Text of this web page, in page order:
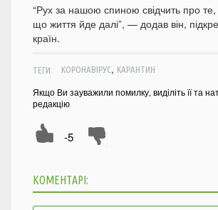
“Рух за нашою спиною свідчить про
що життя йде далі”, — додав він,
країн.
ТЕГИ: КОРОНАВІРУС, КАРАНТИН
Якщо Ви зауважили помилку, виділіть її та
редакцію
-5
КОМЕНТАРІ: